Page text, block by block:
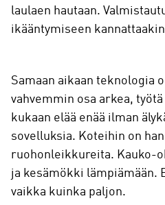
laulaen hautaan.
ikääntymiseen
Samaan aikaan teknologia
vahvemmin osa arkea,
kukaan elää enää ilman
sovelluksia. Koteihin on
ruohonleikkureita. Kauko-
ja kesämökki lämpiämään.
vaikka kuinka paljon.